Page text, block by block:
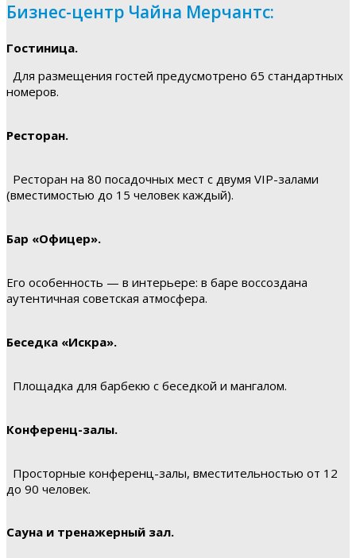
Бизнес-центр Чайна Мерчантс:
Гостиница.
Для размещения гостей предусмотрено 65 стандартных
номеров.
Ресторан.
Ресторан на 80 посадочных мест с двумя VIP-залами
(вместимостью до 15 человек каждый).
Бар «Офицер».
Его особенность — в интерьере: в баре воссоздана
аутентичная советская атмосфера.
Беседка «Искра».
Площадка для барбекю с беседкой и мангалом.
Конференц-залы.
Просторные конференц-залы, вместительностью от 12
до 90 человек.
Сауна и тренажерный зал.